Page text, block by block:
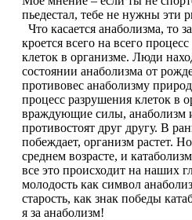
Сердце и Сосуды
Щитовидная железа
Омега жиры
Суставы и связки
Коллаген
Протеин
пьедестал, тебе не нужны эти
Что касается анаболизма, то
кроется всего на всего
клеток в организме. Люди
состоянии анаболизма от
противовес анаболизму
процесс разрушения клеток в
враждующие силы, анаболизм
противостоят друг другу. В
побеждает, организм растет.
среднем возрасте, и
все это происходит на наших
молодость как символ
старость, как знак победы
я за анаболизм!